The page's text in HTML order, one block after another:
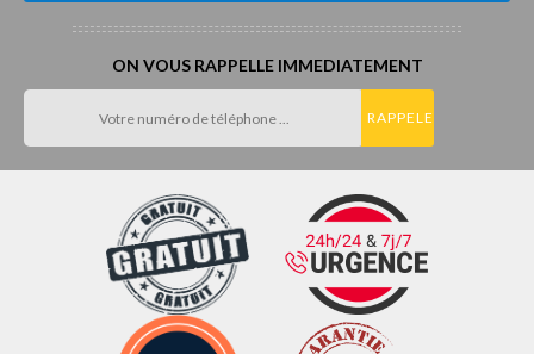
ON VOUS RAPPELLE IMMEDIATEMENT